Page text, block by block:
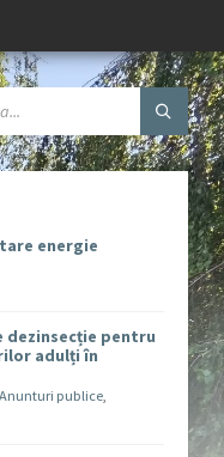
energie
dezinsecție pentru
adulți în
Anunturi publice,